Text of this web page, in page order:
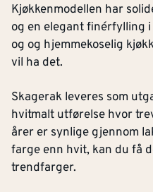
Kjøkkenmodellen har
og en elegant finérfylling
og og hjemmekoselig
vil ha det.
Skagerak leveres som
hvitmalt utførelse hvor
årer er synlige gjennom
farge enn hvit, kan du få
trendfarger.